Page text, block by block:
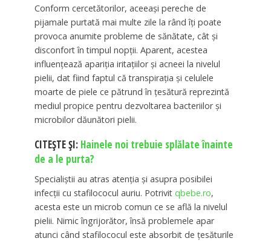
Conform cercetătorilor, aceeași pereche de
pijamale purtată mai multe zile la rând îți poate
provoca anumite probleme de sănătate, cât și
disconfort în timpul nopții. Aparent, acestea
influențează apariția iritațiilor și acneei la nivelul
pielii, dat fiind faptul că transpirația și celulele
moarte de piele ce pătrund în țesătură reprezintă
mediul propice pentru dezvoltarea bacteriilor și
microbilor dăunători pielii.
CITEȘTE ȘI: Hainele noi trebuie splălate înainte
de a le purta?
Specialiștii au atras atenția și asupra posibilei
infecții cu stafilococul auriu. Potrivit qbebe.ro,
acesta este un microb comun ce se află la nivelul
pielii. Nimic îngrijorător, însă problemele apar
atunci când stafilococul este absorbit de țesăturile